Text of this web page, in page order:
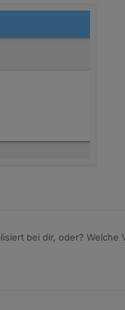
bei dir, oder? Welche